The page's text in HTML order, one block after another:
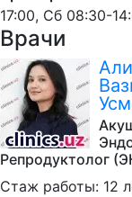
17:00, Сб 08:30-
Врачи
Репродуктолог
Стаж работы: 12